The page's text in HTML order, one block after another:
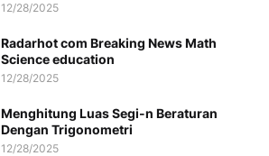
12/28/2025
Radarhot com Breaking News Math
Science education
12/28/2025
Menghitung Luas Segi-n Beraturan
Dengan Trigonometri
12/28/2025